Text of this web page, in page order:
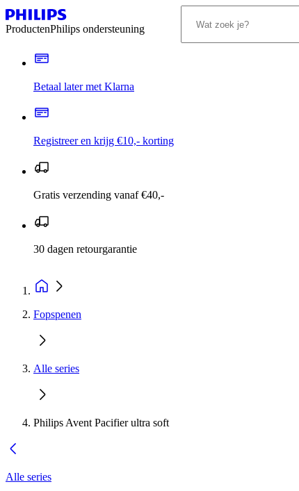
ProductenPhilips ondersteuning
Betaal later met Klarna
Registreer en krijg €10,- korting
Gratis verzending vanaf €40,-
30 dagen retourgarantie
Fopspenen
Alle series
Philips Avent Pacifier ultra soft
Alle series